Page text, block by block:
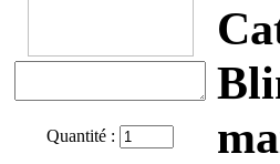
Quantité :